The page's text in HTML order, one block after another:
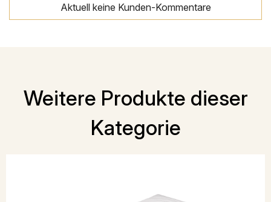
Aktuell keine Kunden-Kommentare
Weitere Produkte dieser
Kategorie